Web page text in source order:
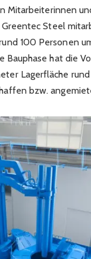
Mitarbeiterinnen
Steel
100 Personen
Bauphase hat die
Lagerfläche rund
bzw.